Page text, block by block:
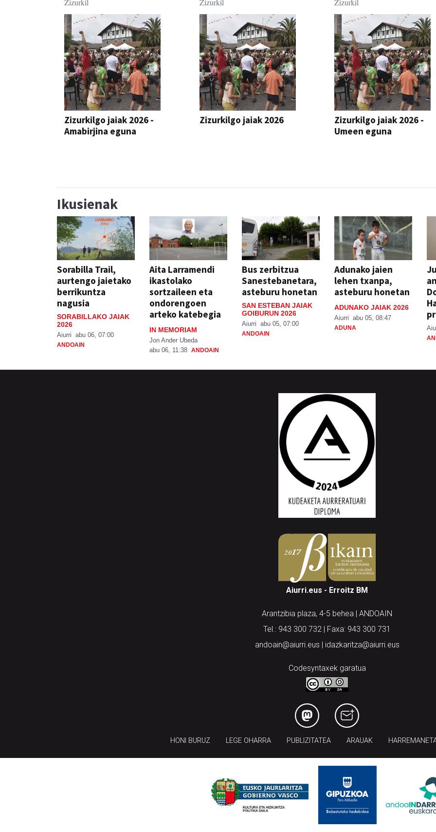
Zizurkil
Zizurkilgo jaiak 2026 -
Amabirjina eguna
Zizurkil
Zizurkilgo jaiak 2026
Zizurkil
Zizurkilgo jaiak 2026 -
Umeen eguna
Ikusienak
Sorabilla Trail,
aurtengo jaietako
berrikuntza
nagusia
SORABILLAKO JAIAK
2026
Aiurri abu 06, 07:00
ANDOAIN
Aita Larramendi
ikastolako
sortzaileen eta
ondorengoen
arteko katebegia
IN MEMORIAM
Jon Ander Ubeda
abu 06, 11:38 ANDOAIN
Bus zerbitzua
Sanestebanetara,
asteburu honetan
SAN ESTEBAN JAIAK
GOIBURUN 2026
Aiurri abu 05, 07:00
ANDOAIN
Adunako jaien
lehen txanpa,
asteburu honetan
ADUNAKO JAIAK 2026
Aiurri abu 05, 08:47
ADUNA
Aiurri.eus - Erroitz BM
Arantzibia plaza, 4-5 behea | ANDOAIN
Tel.: 943 300 732 | Faxa: 943 300 731
andoain@aiurri.eus | idazkaritza@aiurri.eus
Codesyntaxek garatua
HONI BURUZ LEGE OHARRA PUBLIZITATEA ARAUAK